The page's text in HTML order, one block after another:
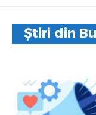
Știri din